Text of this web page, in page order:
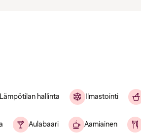
Lämpötilan hallinta Ilmastointi
Aulabaari Aamiainen